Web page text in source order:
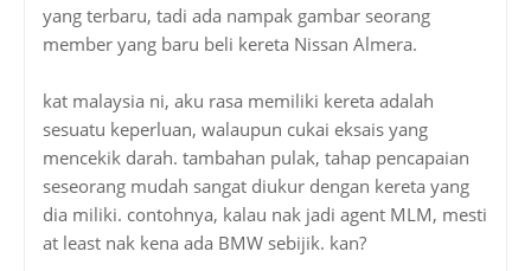
yang terbaru, tadi ada nampak gambar seorang
member yang baru beli kereta Nissan Almera.
kat malaysia ni, aku rasa memiliki kereta adalah
sesuatu keperluan, walaupun cukai eksais yang
mencekik darah. tambahan pulak, tahap pencapaian
seseorang mudah sangat diukur dengan kereta yang
dia miliki. contohnya, kalau nak jadi agent MLM, mesti
at least nak kena ada BMW sebijik. kan?